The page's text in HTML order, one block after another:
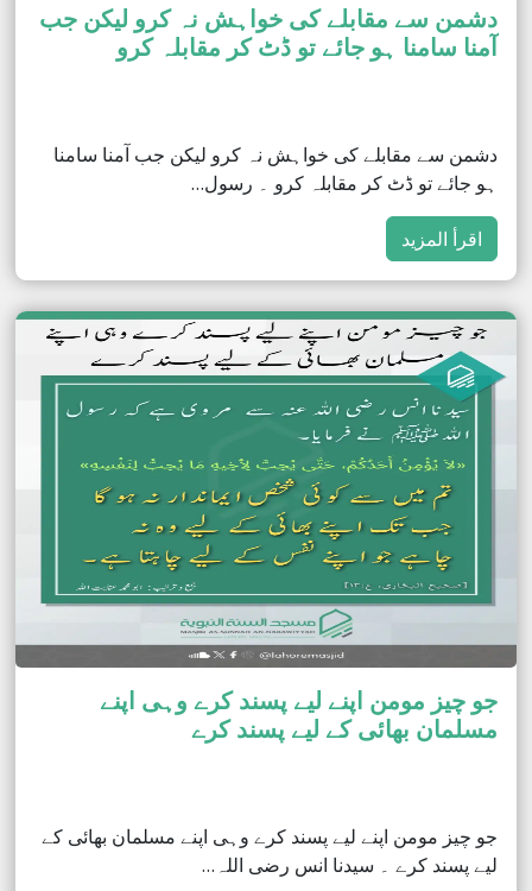
دشمن سے مقابلے کی خواہش نہ کرو لیکن جب
آمنا سامنا ہو جائے تو ڈٹ کر مقابلہ کرو
دشمن سے مقابلے کی خواہش نہ کرو لیکن جب آمنا سامنا
ہو جائے تو ڈٹ کر مقابلہ کرو ۔ رسول…
اقرأ المزيد
جو چیز مومن اپنے لیے پسند کرے وہی اپنے
مسلمان بھائی کے لیے پسند کرے
جو چیز مومن اپنے لیے پسند کرے وہی اپنے مسلمان بھائی کے
لیے پسند کرے ۔ سیدنا انس رضی اللہ…